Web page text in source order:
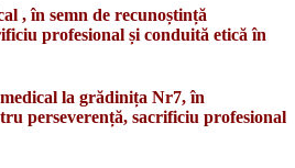
, în semn de recunoștință
profesional și conduită etică în
la grădinița Nr7, în
perseverență, sacrificiu profesional